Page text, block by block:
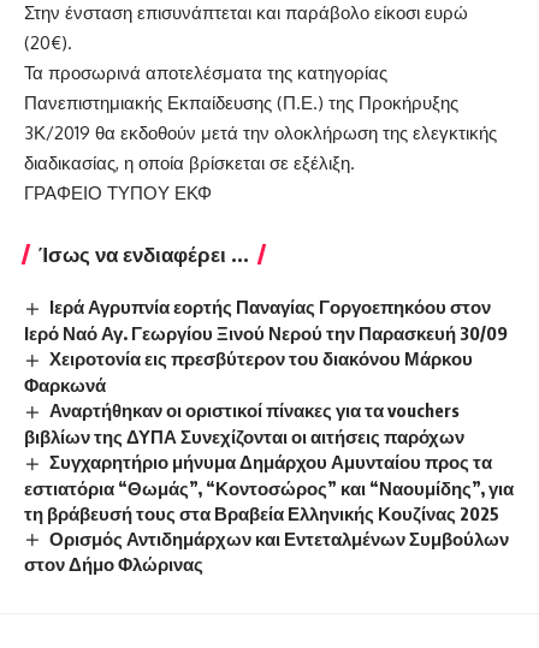
Στην ένσταση επισυνάπτεται και παράβολο είκοσι ευρώ
(20€).
Τα προσωρινά αποτελέσματα της κατηγορίας
Πανεπιστημιακής Εκπαίδευσης (Π.Ε.) της Προκήρυξης
3Κ/2019 θα εκδοθούν μετά την ολοκλήρωση της ελεγκτικής
διαδικασίας, η οποία βρίσκεται σε εξέλιξη.
ΓΡΑΦΕΙΟ ΤΥΠΟΥ ΕΚΦ
Ίσως να ενδιαφέρει ...
Ιερά Αγρυπνία εορτής Παναγίας Γοργοεπηκόου στον
Ιερό Ναό Αγ. Γεωργίου Ξινού Νερού την Παρασκευή 30/09
Χειροτονία εις πρεσβύτερον του διακόνου Μάρκου
Φαρκωνά
Αναρτήθηκαν οι οριστικοί πίνακες για τα vouchers
βιβλίων της ΔΥΠΑ Συνεχίζονται οι αιτήσεις παρόχων
Συγχαρητήριο μήνυμα Δημάρχου Αμυνταίου προς τα
εστιατόρια “Θωμάς”, “Κοντοσώρος” και “Ναουμίδης”, για
τη βράβευσή τους στα Βραβεία Ελληνικής Κουζίνας 2025
Ορισμός Αντιδημάρχων και Εντεταλμένων Συμβούλων
στον Δήμο Φλώρινας